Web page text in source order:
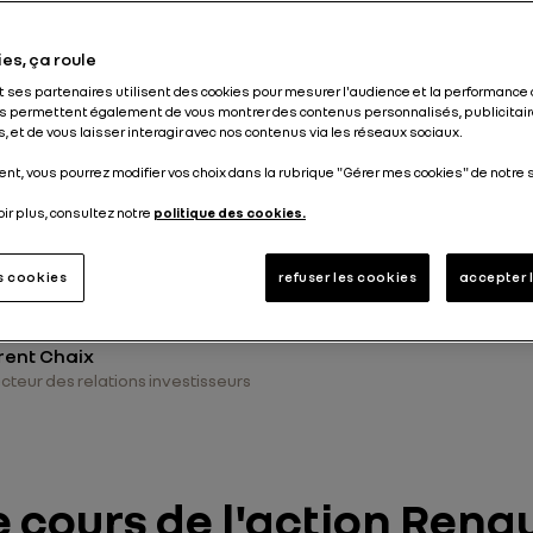
équipes s’engagent au quotidien pour
auprès de nos actionnaires individuels.
et de transparence et aider à décrypter
de notre secteur, nous multiplions les
Générale, rencontres avec nos
et webinaires, visites de sites. Nous
de montrer nos nouveaux véhicules
Chaix
des relations investisseurs
cours de l'action
ça roule
ses partenaires utilisent des cookies pour mesurer l'audience et la performance
permettent également de vous montrer des contenus personnalisés,
et de vous laisser interagir avec nos contenus via les réseaux sociaux.
vous pourrez modifier vos choix dans la rubrique "Gérer mes cookies" de notre
plus, consultez notre politique des cookies.
refuser les cookies accepter
cookies